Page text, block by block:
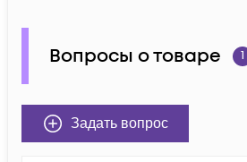
Вопросы о товаре 1
Задать вопрос